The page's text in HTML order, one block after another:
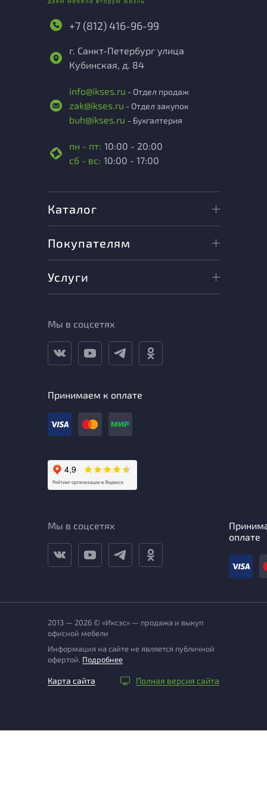
+7 (812) 416-96-99
г. Санкт-Петербург улица
Кубинская, д. 84
info@ikses.ru - Отдел продаж
zak@ikses.ru - Отдел закупок
buh@ikses.ru - Бухгалтерия
пн - пт: 10:00 - 20:00
сб - вс: 10:00 - 17:00
Каталог
Покупателям
Услуги
Мы в соцсетях
Принимаем к оплате
Мы в соцсетях
оплате
2013 — 2026 © «Иксэс» — продажа и выкуп
офисной мебели
Информация на сайте не является публичной
офертой. Подробнее
Карта сайта Полная версия сайта